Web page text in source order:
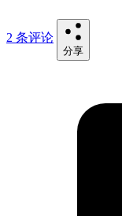
2 条评论
分享